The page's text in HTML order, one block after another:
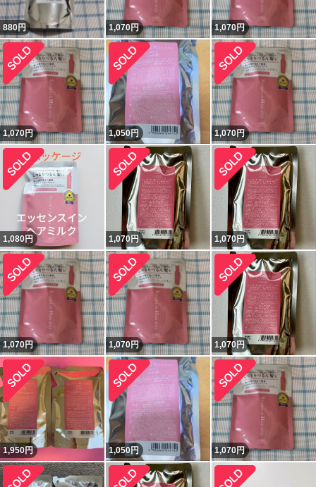
880円 1,070円 1,070円
1,070円 1,050円 1,070円
1,080円 1,070円 1,070円
1,070円 1,070円 1,070円
1,950円 1,050円 1,070円